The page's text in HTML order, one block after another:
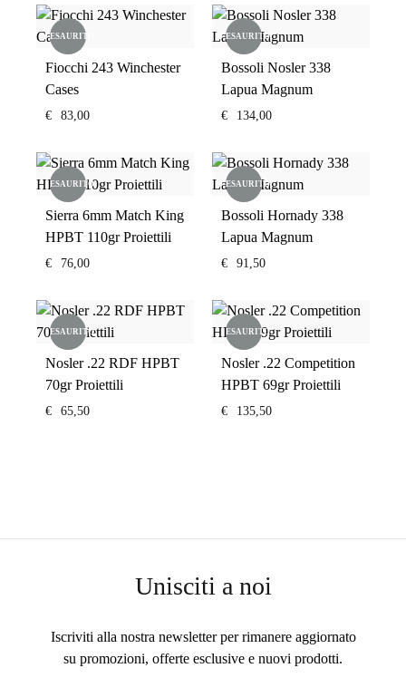
ESAURITO
Fiocchi 243 Winchester
Cases
€ 83,00
ESAURITO
Bossoli Nosler 338
Lapua Magnum
€ 134,00
ESAURITO
Sierra 6mm Match King
HPBT 110gr Proiettili
€ 76,00
ESAURITO
Bossoli Hornady 338
Lapua Magnum
€ 91,50
ESAURITO
Nosler .22 RDF HPBT
70gr Proiettili
€ 65,50
ESAURITO
Nosler .22 Competition
HPBT 69gr Proiettili
€ 135,50
Unisciti a noi
Iscriviti alla nostra newsletter per rimanere aggiornato
su promozioni, offerte esclusive e nuovi prodotti.